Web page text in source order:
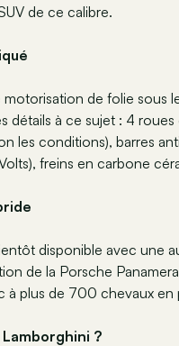
de ce calibre.
motorisation de folie
détails à ce sujet : 4
les conditions), barres
freins en carbone
disponible avec
de la Porsche
à plus de 700 chevaux en
?